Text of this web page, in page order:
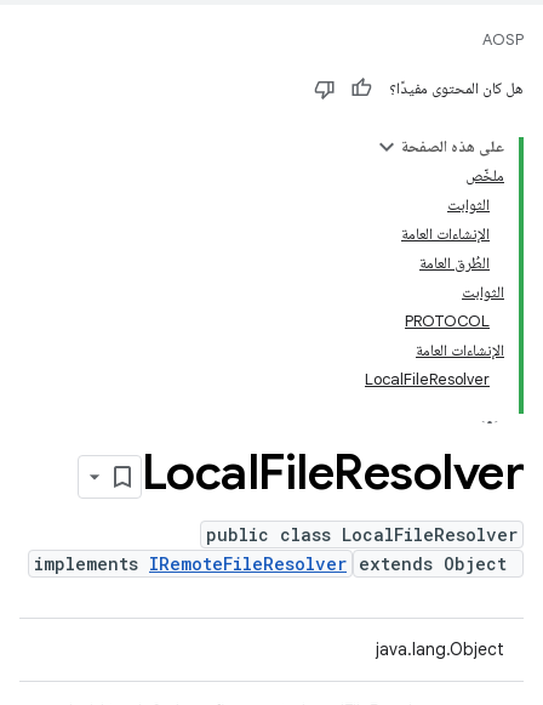
AOSP
هل كان المحتوى مفيدًا؟
على هذه الصفحة
ملخّص
الثوابت
الإنشاءات العامة
الطُرق العامة
الثوابت
PROTOCOL
الإنشاءات العامة
LocalFileResolver
LocalFileResolver
public class LocalFileResolver
extends Object
implements IRemoteFileResolver
java.lang.Object